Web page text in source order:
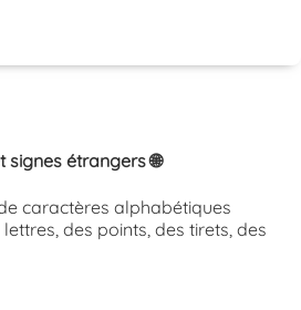
étrangers 🌐
caractères alphabétiques
des points, des tirets, des